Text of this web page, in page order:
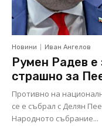
Новини Иван Ангелов
Румен Радев
страшно за
Противно на
се е събрал с Делян
Народното събрание...